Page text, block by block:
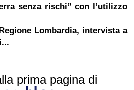
senza rischi” con l’utilizzo
Lombardia, intervista a
prima pagina di